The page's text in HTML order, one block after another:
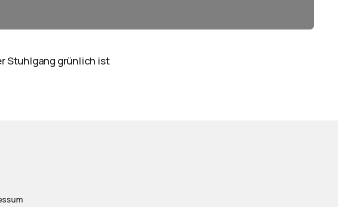
Stuhlgang grünlich ist